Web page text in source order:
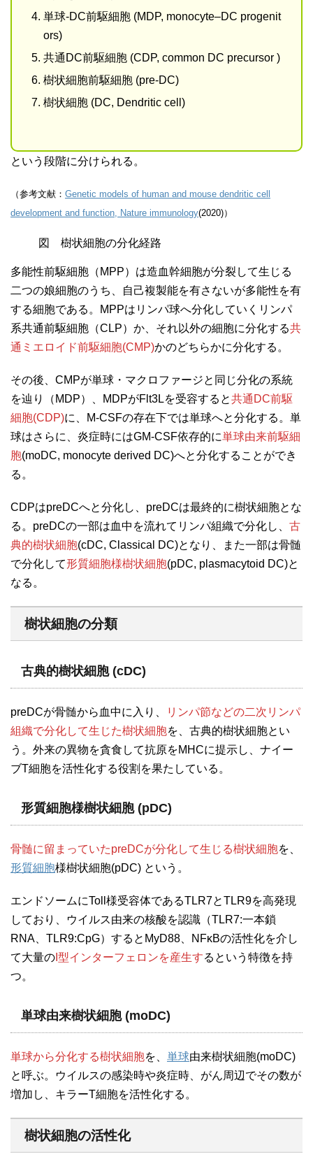
単球-DC前駆細胞 (MDP, monocyte–DC progenit
ors)
共通DC前駆細胞 (CDP, common DC precursor )
樹状細胞前駆細胞 (pre-DC)
樹状細胞 (DC, Dendritic cell)
という段階に分けられる。
（参考文献： Genetic models of human and mouse dendritic cell
development and function, Nature immunology(2020)）
図 樹状細胞の分化経路
多能性前駆細胞（MPP）は造血幹細胞が分裂して生じる
二つの娘細胞のうち、自己複製能を有さないが多能性を有
する細胞である。MPPはリンパ球へ分化していくリンパ
系共通前駆細胞（CLP）か、それ以外の細胞に分化する共
通ミエロイド前駆細胞(CMP)かのどちらかに分化する。
その後、CMPが単球・マクロファージと同じ分化の系統
を辿り（MDP）、MDPがFlt3Lを受容すると共通DC前駆
細胞(CDP)に、M-CSFの存在下では単球へと分化する。単
球はさらに、炎症時にはGM-CSF依存的に単球由来前駆細
胞(moDC, monocyte derived DC)へと分化することができ
る。
CDPはpreDCへと分化し、preDCは最終的に樹状細胞とな
る。preDCの一部は血中を流れてリンパ組織で分化し、 古
典的樹状細胞(cDC, Classical DC)となり、また一部は骨髄
で分化して形質細胞様樹状細胞(pDC, plasmacytoid DC)と
なる。
樹状細胞の分類
古典的樹状細胞 (cDC)
preDCが骨髄から血中に入り、
リンパ節などの二次リンパ
組織で分化して生じた樹状細胞を、古典的樹状細胞とい
う。外来の異物を貪食して抗原をMHCに提示し、ナイー
ブT細胞を活性化する役割を果たしている。
形質細胞様樹状細胞 (pDC)
骨髄に留まっていたpreDCが分化して生じる樹状細胞を、
形質細胞様樹状細胞(pDC) という。
エンドソームにToll様受容体であるTLR7とTLR9を高発現
しており、ウイルス由来の核酸を認識（TLR7:一本鎖
RNA、TLR9:CpG）するとMyD88、NFκBの活性化を介し
て大量の I型インターフェロンを産生するという特徴を持
つ。
単球由来樹状細胞 (moDC)
単球から分化する樹状細胞を、 単球由来樹状細胞(moDC)
と呼ぶ。ウイルスの感染時や炎症時、がん周辺でその数が
増加し、キラーT細胞を活性化する。
樹状細胞の活性化